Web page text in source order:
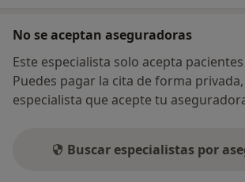
No se aceptan aseguradoras
Este especialista solo acepta
Puedes pagar la cita de forma
especialista que acepte tu
Buscar especialistas por